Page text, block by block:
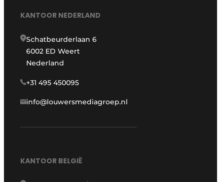
KANTOOR NEDERLAND
Schatbeurderlaan 6
6002 ED Weert
Nederland
+31 495 450095
info@louwersmediagroep.nl
KANTOOR BELGIË